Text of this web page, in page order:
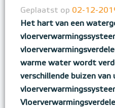
Geplaatst op 02-12-
Het hart van een
warme water wordt
verschillende buizen van